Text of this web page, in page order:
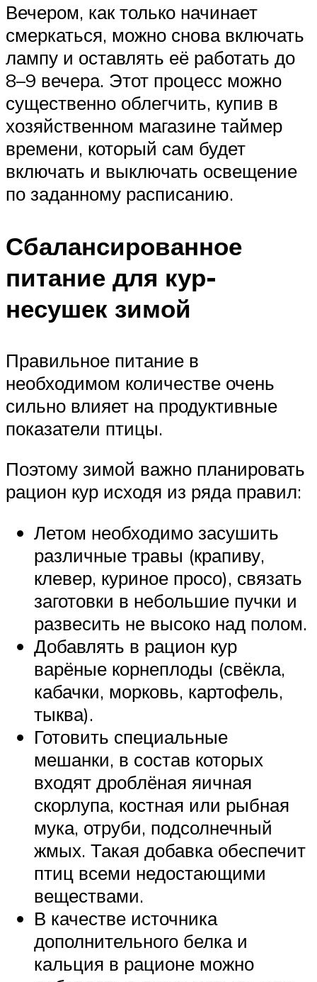
Вечером, как только начинает
смеркаться, можно снова включать
лампу и оставлять её работать до
8–9 вечера. Этот процесс можно
существенно облегчить, купив в
хозяйственном магазине таймер
времени, который сам будет
включать и выключать освещение
по заданному расписанию.
Сбалансированное
питание для кур-
несушек зимой
Правильное питание в
необходимом количестве очень
сильно влияет на продуктивные
показатели птицы.
Поэтому зимой важно планировать
рацион кур исходя из ряда правил:
Летом необходимо засушить
различные травы (крапиву,
клевер, куриное просо), связать
заготовки в небольшие пучки и
развесить не высоко над полом.
Добавлять в рацион кур
варёные корнеплоды (свёкла,
кабачки, морковь, картофель,
тыква).
Готовить специальные
мешанки, в состав которых
входят дроблёная яичная
скорлупа, костная или рыбная
мука, отруби, подсолнечный
жмых. Такая добавка обеспечит
птиц всеми недостающими
веществами.
В качестве источника
дополнительного белка и
кальция в рационе можно